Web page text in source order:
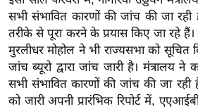
यं
ग
इं
डि
या
सभी संभावित कारणों की जांच की जा
तरीके से पूरा करने के प्रयास किए जा रहे हैं।
मुरलीधर मोहोल ने भी राज्यसभा को सूचित
जांच ब्यूरो द्वारा जांच जारी है। मंत्रालय
सभी संभावित कारणों की जांच की जा
को जारी अपनी प्रारंभिक रिपोर्ट में,